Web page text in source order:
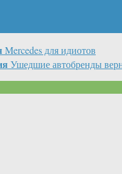
Mercedes для идиотов
Ушедшие автобренды